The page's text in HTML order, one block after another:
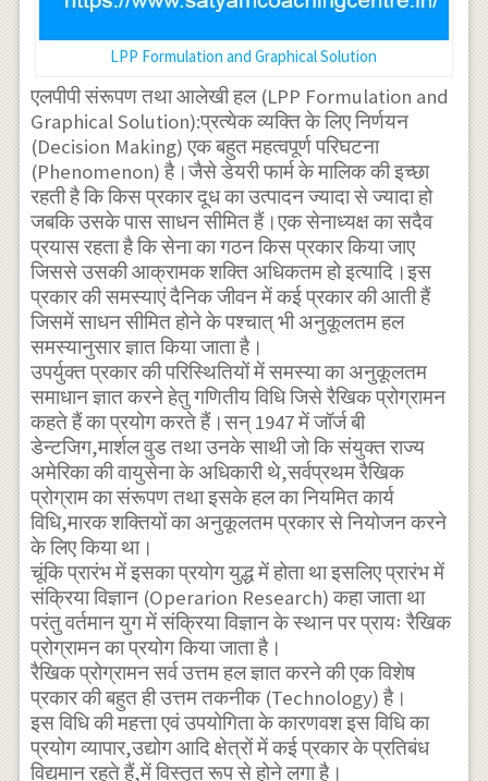
LPP Formulation and Graphical Solution
एलपीपी संरूपण तथा आलेखी हल (LPP Formulation and
Graphical Solution):प्रत्येक व्यक्ति के लिए निर्णयन
(Decision Making) एक बहुत महत्वपूर्ण परिघटना
(Phenomenon) है।जैसे डेयरी फार्म के मालिक की इच्छा
रहती है कि किस प्रकार दूध का उत्पादन ज्यादा से ज्यादा हो
जबकि उसके पास साधन सीमित हैं।एक सेनाध्यक्ष का सदैव
प्रयास रहता है कि सेना का गठन किस प्रकार किया जाए
जिससे उसकी आक्रामक शक्ति अधिकतम हो इत्यादि।इस
प्रकार की समस्याएं दैनिक जीवन में कई प्रकार की आती हैं
जिसमें साधन सीमित होने के पश्चात् भी अनुकूलतम हल
समस्यानुसार ज्ञात किया जाता है।
उपर्युक्त प्रकार की परिस्थितियों में समस्या का अनुकूलतम
समाधान ज्ञात करने हेतु गणितीय विधि जिसे रैखिक प्रोग्रामन
कहते हैं का प्रयोग करते हैं।सन् 1947 में जॉर्ज बी
डेन्टजिग,मार्शल वुड तथा उनके साथी जो कि संयुक्त राज्य
अमेरिका की वायुसेना के अधिकारी थे,सर्वप्रथम रैखिक
प्रोग्राम का संरूपण तथा इसके हल का नियमित कार्य
विधि,मारक शक्तियों का अनुकूलतम प्रकार से नियोजन करने
के लिए किया था।
चूंकि प्रारंभ में इसका प्रयोग युद्ध में होता था इसलिए प्रारंभ में
संक्रिया विज्ञान (Operarion Research) कहा जाता था
परंतु वर्तमान युग में संक्रिया विज्ञान के स्थान पर प्रायः रैखिक
प्रोग्रामन का प्रयोग किया जाता है।
रैखिक प्रोग्रामन सर्व उत्तम हल ज्ञात करने की एक विशेष
प्रकार की बहुत ही उत्तम तकनीक (Technology) है।
इस विधि की महत्ता एवं उपयोगिता के कारणवश इस विधि का
प्रयोग व्यापार,उद्योग आदि क्षेत्रों में कई प्रकार के प्रतिबंध
विद्यमान रहते हैं,में विस्तृत रूप से होने लगा है।